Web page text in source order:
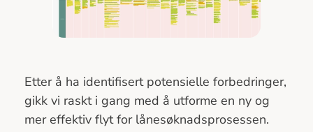
Etter å ha identifisert potensielle forbedringer,
gikk vi raskt i gang med å utforme en ny og
mer effektiv flyt for lånesøknadsprosessen.